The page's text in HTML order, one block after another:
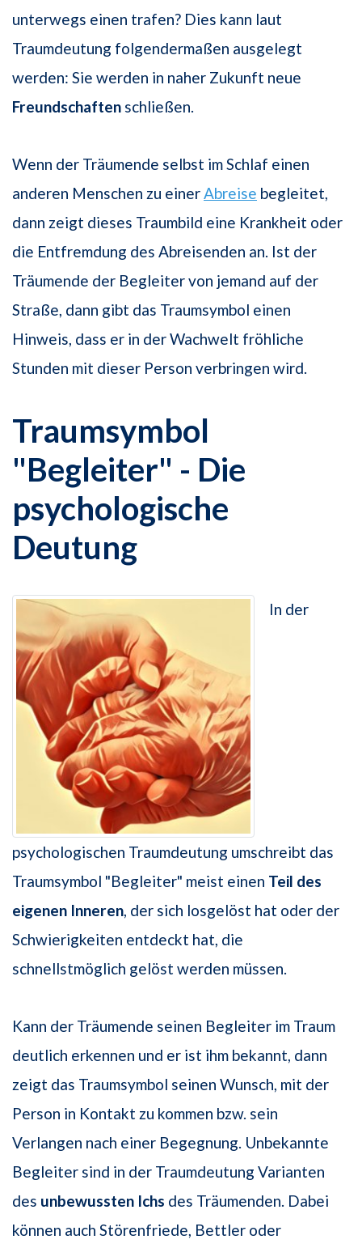
unterwegs einen trafen? Dies kann laut
Traumdeutung folgendermaßen ausgelegt
werden: Sie werden in naher Zukunft neue
Freundschaften schließen.
Wenn der Träumende selbst im Schlaf einen
anderen Menschen zu einer Abreise begleitet,
dann zeigt dieses Traumbild eine Krankheit oder
die Entfremdung des Abreisenden an. Ist der
Träumende der Begleiter von jemand auf der
Straße, dann gibt das Traumsymbol einen
Hinweis, dass er in der Wachwelt fröhliche
Stunden mit dieser Person verbringen wird.
Traumsymbol
"Begleiter" - Die
psychologische
Deutung
In der
psychologischen Traumdeutung umschreibt das
Traumsymbol "Begleiter" meist einen Teil des
eigenen Inneren , der sich losgelöst hat oder der
Schwierigkeiten entdeckt hat, die
schnellstmöglich gelöst werden müssen.
Kann der Träumende seinen Begleiter im Traum
deutlich erkennen und er ist ihm bekannt, dann
zeigt das Traumsymbol seinen Wunsch, mit der
Person in Kontakt zu kommen bzw. sein
Verlangen nach einer Begegnung. Unbekannte
Begleiter sind in der Traumdeutung Varianten
des unbewussten Ichs des Träumenden. Dabei
können auch Störenfriede, Bettler oder